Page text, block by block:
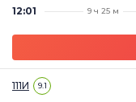
12:01
9 ч 25 м
111И 9.1